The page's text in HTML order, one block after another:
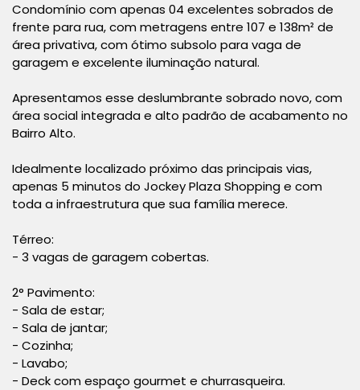
Condomínio com apenas 04 excelentes sobrados de
frente para rua, com metragens entre 107 e 138m² de
área privativa, com ótimo subsolo para vaga de
garagem e excelente iluminação natural.
Apresentamos esse deslumbrante sobrado novo, com
área social integrada e alto padrão de acabamento no
Bairro Alto.
Idealmente localizado próximo das principais vias,
apenas 5 minutos do Jockey Plaza Shopping e com
toda a infraestrutura que sua família merece.
Térreo:
- 3 vagas de garagem cobertas.
2° Pavimento:
- Sala de estar;
- Sala de jantar;
- Cozinha;
- Lavabo;
- Deck com espaço gourmet e churrasqueira.